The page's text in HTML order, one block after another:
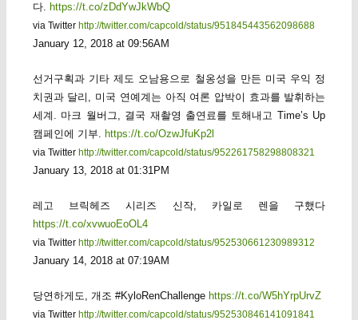
다. https://t.co/zDdYwJkWbQ
via Twitter http://twitter.com/capcold/status/951845443562098688
January 12, 2018 at 09:56AM
선거구획과 기타 제도 오남용으로 철옹성을 만든 미국 우익 정
치권과 달리, 미국 연예계는 아직 여론 압박이 효과를 발휘하는
세계. 마크 월버그, 결국 재촬영 출연료를 토해내고 Time’s Up
캠페인에 기부. https://t.co/OzwJfuKp2l
via Twitter http://twitter.com/capcold/status/952261758298808321
January 13, 2018 at 01:31PM
레고 브릭헤즈 시리즈 신작, 카일로 렌을 구했다
https://t.co/xvwuoEoOL4
via Twitter http://twitter.com/capcold/status/952530661230989312
January 14, 2018 at 07:19AM
당연하게도, 개조 #KyloRenChallenge https://t.co/W5hYrpUrvZ
via Twitter http://twitter.com/capcold/status/952530846141091841